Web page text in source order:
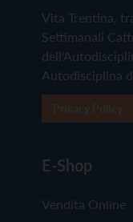
Vita Trentina,
Settimanali
Autodisciplina
E-Shop
Vendita Online